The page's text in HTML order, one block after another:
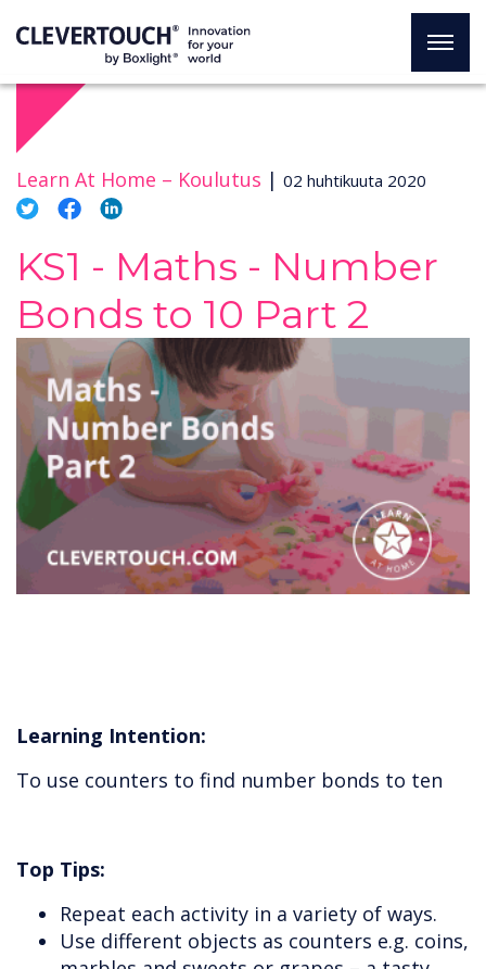
Learn At Home – Koulutus | 02 huhtikuuta 2020
KS1 - Maths - Number
Bonds to 10 Part 2
Learning Intention:
To use counters to find number bonds to ten
Top Tips:
Repeat each activity in a variety of ways.
Use different objects as counters e.g. coins,